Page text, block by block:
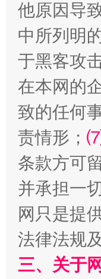
受贿1.44亿
全民健身五年
他原因导
中所列明
于黑客攻
在本网的
致的任何
责情形；
条款方可
并承担一
网只是提
法律法规
三、关于